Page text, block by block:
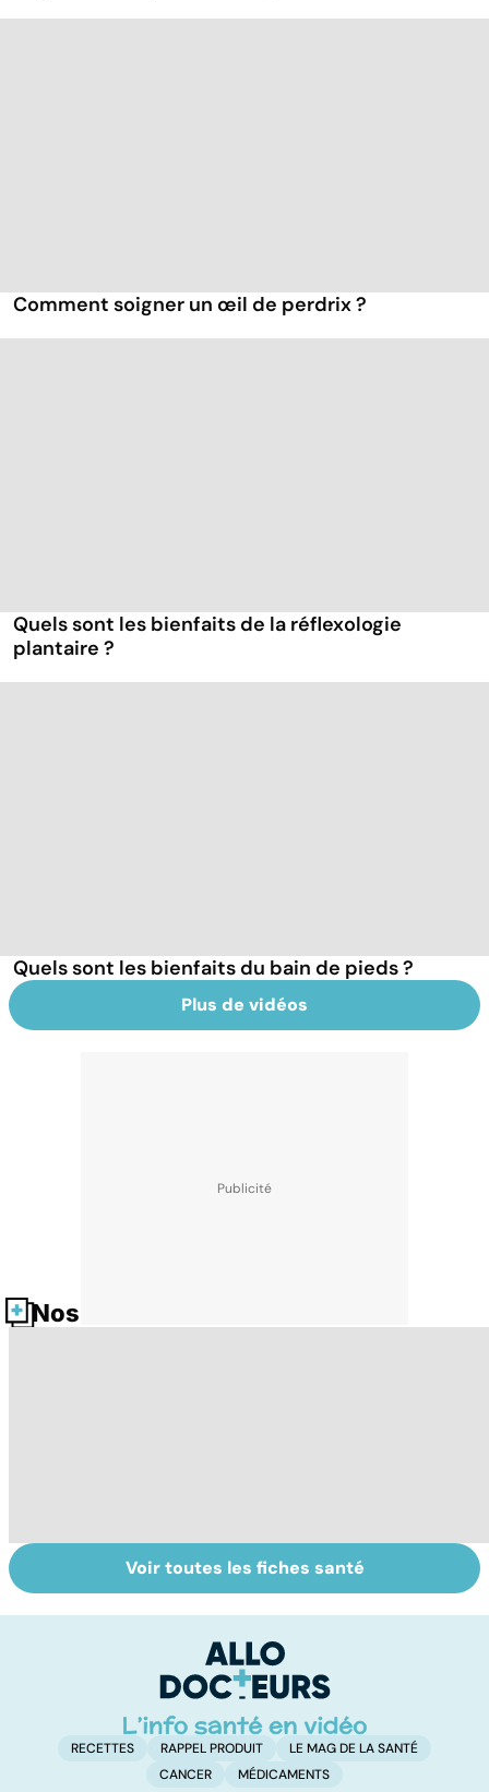
Comment soigner un œil de perdrix ?
Quels sont les bienfaits de la réflexologie
plantaire ?
Quels sont les bienfaits du bain de pieds ?
Plus de vidéos
Nos fiches santé
Quand les pieds
font souffrir
Tout savoir sur
les infections
Voir toutes les fiches santé
RECETTES RAPPEL PRODUIT
LE MAG DE LA SANTÉ
CANCER
MÉDICAMENTS